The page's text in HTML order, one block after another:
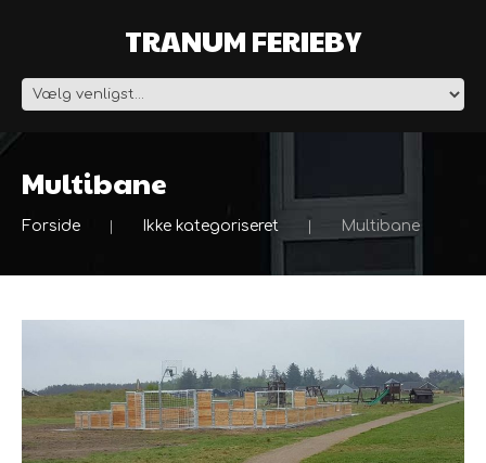
TRANUM FERIEBY
Multibane
Forside Ikke kategoriseret Multibane